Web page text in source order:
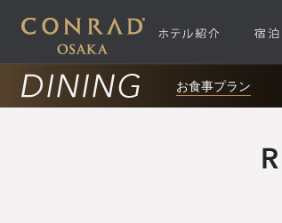
お食事プラン